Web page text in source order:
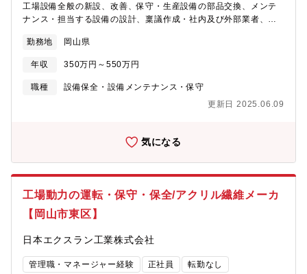
工場設備全般の新設、改善、保守・生産設備の部品交換、メンテ
ナンス・担当する設備の設計、稟議作成・社内及び外部業者、官
理・保守
勤務地 岡山県
年収 350万円～550万円
職種
設備保全・設備メンテナンス・保守
更新日 2025.06.09
気になる
工場動力の運転・保守・保全/アクリル繊維メーカ
【岡山市東区】
日本エクスラン工業株式会社
管理職・マネージャー経験 正社員 転勤なし